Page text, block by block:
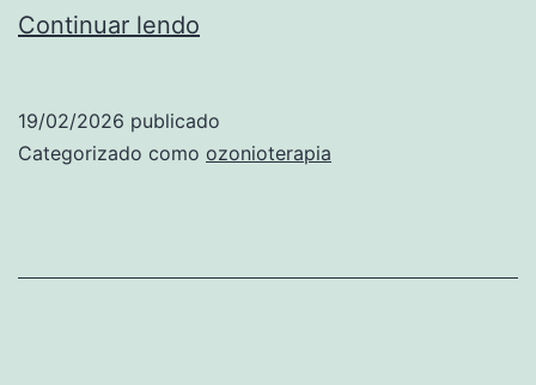
Continuar lendo
é,
19/02/2026 publicado
Categorizado como ozonioterapia